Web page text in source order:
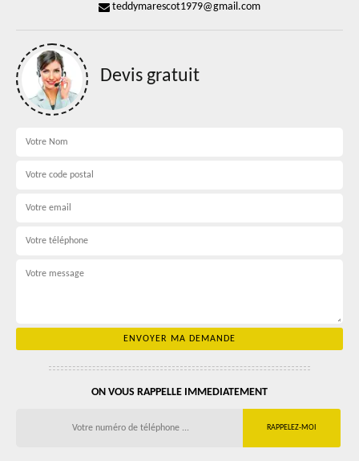
teddymarescot1979@gmail.com
Devis gratuit
ON VOUS RAPPELLE IMMEDIATEMENT